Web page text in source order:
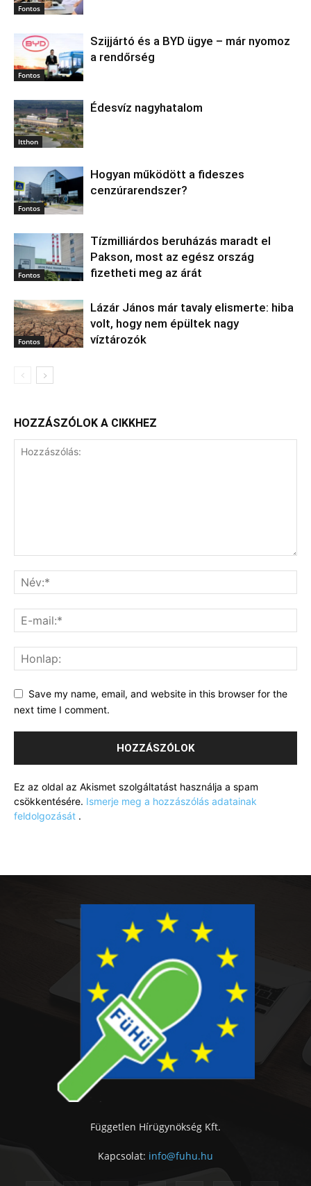
Fontos
Fontos
Szijjártó és a BYD ügye – már nyomoz
a rendőrség
Itthon
Édesvíz nagyhatalom
Fontos
Hogyan működött a fideszes
cenzúrarendszer?
Fontos
Tízmilliárdos beruházás maradt el
Pakson, most az egész ország
fizetheti meg az árát
Fontos
Lázár János már tavaly elismerte: hiba
volt, hogy nem épültek nagy
víztározók
HOZZÁSZÓLOK A CIKKHEZ
Save my name, email, and website in this browser for the
next time I comment.
Ez az oldal az Akismet szolgáltatást használja a spam
csökkentésére. Ismerje meg a hozzászólás adatainak
feldolgozását .
Független Hírügynökség Kft.
Kapcsolat: info@fuhu.hu